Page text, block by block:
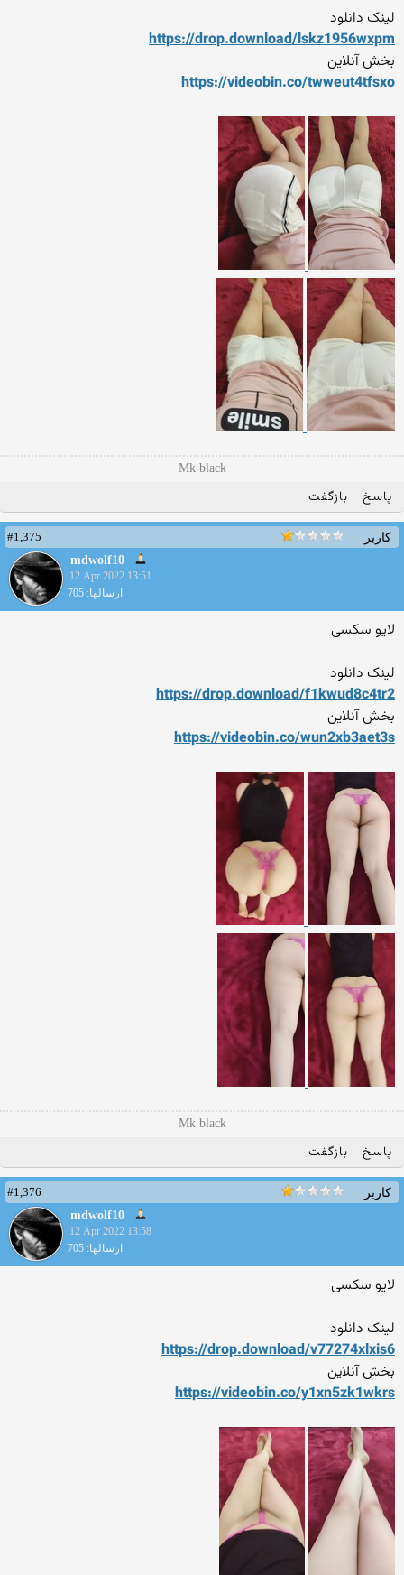
لینک دانلود
https://drop.download/lskz1956wxpm
بخش آنلاین
https://videobin.co/twweut4tfsxo
Mk black
پاسخ بازگفت
کاربر
#1,375
mdwolf10
12 Apr 2022 13:51
ارسالها: 705
لایو سکسی
لینک دانلود
https://drop.download/f1kwud8c4tr2
بخش آنلاین
https://videobin.co/wun2xb3aet3s
Mk black
پاسخ بازگفت
کاربر
#1,376
mdwolf10
12 Apr 2022 13:58
ارسالها: 705
لایو سکسی
لینک دانلود
https://drop.download/v77274xlxis6
بخش آنلاین
https://videobin.co/y1xn5zk1wkrs